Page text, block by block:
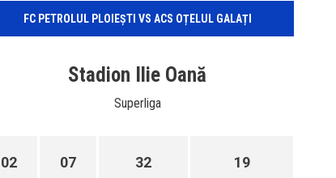
FC PETROLUL PLOIEȘTI VS ACS OȚELUL GALAȚI
Stadion Ilie Oană
Superliga
02 07 32 19